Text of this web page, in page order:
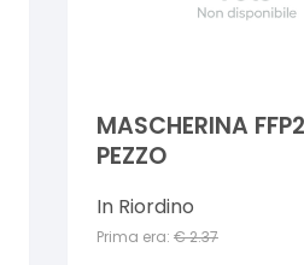
MASCHERINA
PEZZO
In Riordino
Prima era: €2.37